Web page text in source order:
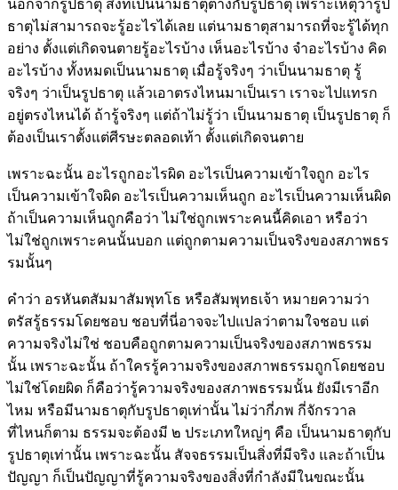
นอกจากรูปธาตุ สิ่งที่เป็นนามธาตุต่างกับรูปธาตุ เพราะเหตุว่ารูป
ธาตุไม่สามารถจะรู้อะไรได้เลย แต่นามธาตุสามารถที่จะรู้ได้ทุก
อย่าง ตั้งแต่เกิดจนตายรู้อะไรบ้าง เห็นอะไรบ้าง จำอะไรบ้าง คิด
อะไรบ้าง ทั้งหมดเป็นนามธาตุ เมื่อรู้จริงๆ ว่าเป็นนามธาตุ รู้
จริงๆ ว่าเป็นรูปธาตุ แล้วเอาตรงไหนมาเป็นเรา เราจะไปแทรก
อยู่ตรงไหนได้ ถ้ารู้จริงๆ แต่ถ้าไม่รู้ว่า เป็นนามธาตุ เป็นรูปธาตุ ก็
ต้องเป็นเราตั้งแต่ศีรษะตลอดเท้า ตั้งแต่เกิดจนตาย
เพราะฉะนั้น อะไรถูกอะไรผิด อะไรเป็นความเข้าใจถูก อะไร
เป็นความเข้าใจผิด อะไรเป็นความเห็นถูก อะไรเป็นความเห็นผิด
ถ้าเป็นความเห็นถูกคือว่า ไม่ใช่ถูกเพราะคนนี้คิดเอา หรือว่า
ไม่ใช่ถูกเพราะคนนั้นบอก แต่ถูกตามความเป็นจริงของสภาพธร
รมนั้นๆ
คำว่า อรหันตสัมมาสัมพุทโธ หรือสัมพุทธเจ้า หมายความว่า
ตรัสรู้ธรรมโดยชอบ ชอบที่นี่อาจจะไปแปลว่าตามใจชอบ แต่
ความจริงไม่ใช่ ชอบคือถูกตามความเป็นจริงของสภาพธรรม
นั้น เพราะฉะนั้น ถ้าใครรู้ความจริงของสภาพธรรมถูกโดยชอบ
ไม่ใช่โดยผิด ก็คือว่ารู้ความจริงของสภาพธรรมนั้น ยังมีเราอีก
ไหม หรือมีนามธาตุกับรูปธาตุเท่านั้น ไม่ว่ากี่ภพ กี่จักรวาล
ที่ไหนก็ตาม ธรรมจะต้องมี ๒ ประเภทใหญ่ๆ คือ เป็นนามธาตุกับ
รูปธาตุเท่านั้น เพราะฉะนั้น สัจจธรรมเป็นสิ่งที่มีจริง และถ้าเป็น
ปัญญา ก็เป็นปัญญาที่รู้ความจริงของสิ่งที่กำลังมีในขณะนั้น